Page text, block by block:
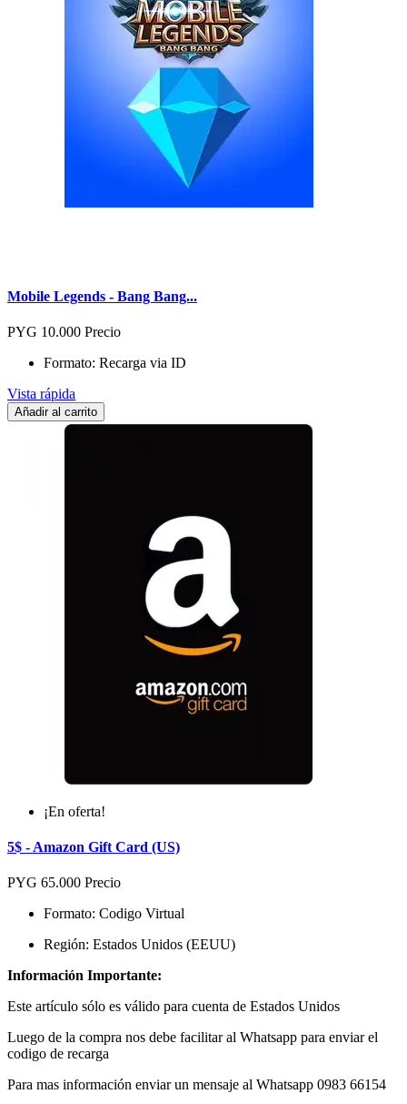
Mobile Legends - Bang Bang...
PYG 10.000 Precio
Formato: Recarga via ID
Vista rápida
Añadir al carrito
¡En oferta!
5$ - Amazon Gift Card (US)
PYG 65.000 Precio
Formato: Codigo Virtual
Región: Estados Unidos (EEUU)
Información Importante:
Este artículo sólo es válido para cuenta de Estados Unidos
Luego de la compra nos debe facilitar al Whatsapp para enviar el
codigo de recarga
Para mas información enviar un mensaje al Whatsapp 0983 66154